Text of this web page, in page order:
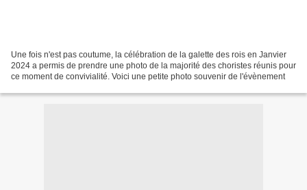
Une fois n'est pas coutume, la célébration de la galette des rois en Janvier
2024 a permis de prendre une photo de la majorité des choristes réunis pour
ce moment de convivialité. Voici une petite photo souvenir de l'évènement